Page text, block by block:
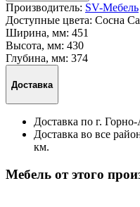
Производитель: SV-Мебель
Доступные цвета: Сосна
Ширина, мм: 451
Высота, мм: 430
Глубина, мм: 374
Доставка
Доставка по г.
Доставка во все
км.
Мебель от этого